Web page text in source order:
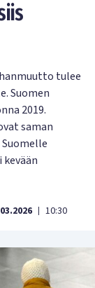
tulee
Suomen
2019.
saman
| 10:30